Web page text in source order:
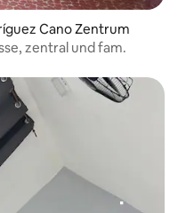
Cano Zentrum
zentral und fam.